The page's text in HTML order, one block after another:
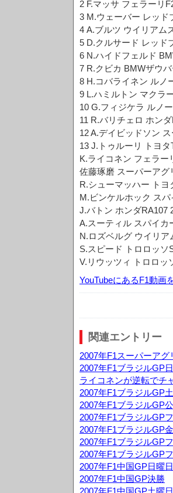
2 F.マッサ フェラーリ
3 M.ウェーバー レッド
4 A.ブルツ ウイリアム
5 D.クルサード レッド
6 N.ハイドフェルド
7 R.クビカ BMWザウ
8 H.コバライネン ルノ
9 L.ハミルトン マクラ
10 G.フィジケラ ルノ
11 R.バリチェロ ホン
12 A.デイビッドソン
13 J.トゥルーリ トヨタ
K.ライコネン フェラー
佐藤琢磨 スーパーアグ
R.シューマッハー トヨ
M.ビンケルホック ス
J.バトン ホンダRA107
A.スーティル スパイカ
N.ロズベルグ ウイリ
S.スピード トロロッソ
V.リウッツィ トロロッ
YouTubeにあるF1動画
関連エントリー
2007年F1スーパーアグ
2007年F1ブラジルGP
ライコネンが逆転でチ
2007年F1ブラジルGP
2007年F1ブラジルGP
2007年F1ブラジルGP
2007年F1ブラジルGP
2007年F1ブラジルGP
2007年F1ブラジルGP
2007年F1中国GP日曜
2007年F1中国GP決勝
2007年F1中国GP土曜